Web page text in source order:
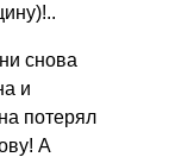
снова
и
потерял
А